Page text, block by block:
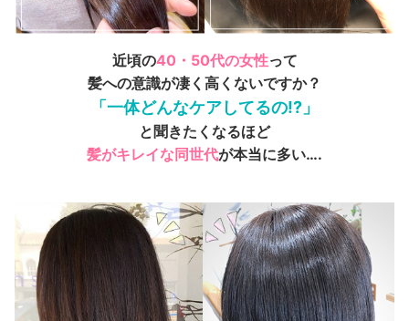
近頃の40・50代の女性って
髪への意識が凄く高くないですか？
「一体どんなケアしてるの!?」
と聞きたくなるほど
髪がキレイな同世代が本当に多い….